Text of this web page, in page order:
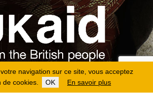
navigation sur ce site, vous acceptez
de cookies.
OK En savoir plus